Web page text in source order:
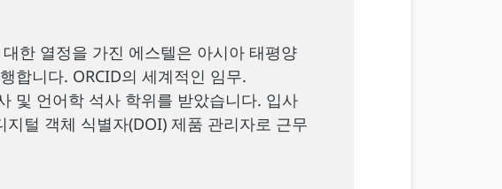
한 열정을 가진 에스텔은 아시아 태평양
합니다. ORCID의 세계적인 임무.
및 언어학 석사 학위를 받았습니다. 입사
털 객체 식별자(DOI) 제품 관리자로 근무